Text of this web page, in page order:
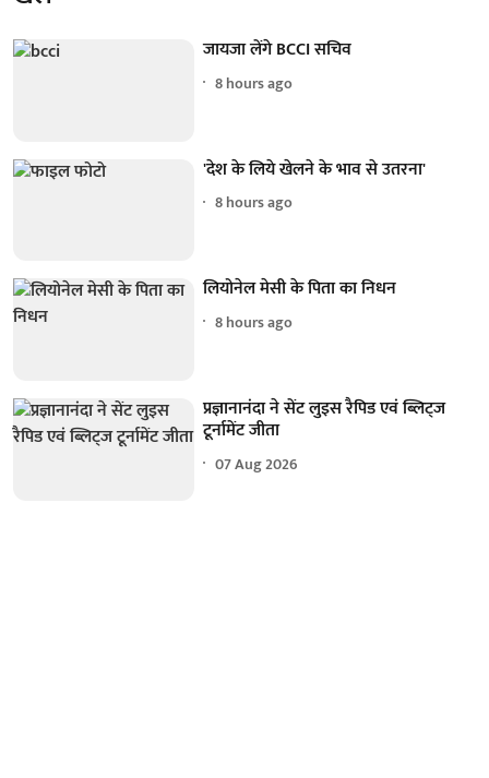
जायजा लेंगे BCCI सचिव
8 hours ago
'देश के लिये खेलने के भाव से उतरना'
8 hours ago
लियोनेल मेसी के पिता का निधन
8 hours ago
प्रज्ञानानंदा ने सेंट लुइस रैपिड एवं ब्लिट्ज
टूर्नामेंट जीता
07 Aug 2026